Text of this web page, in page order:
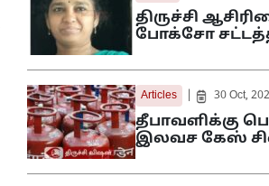
திருச்சி
போக்சோ
Articles 30 Oct,
தீபாவளிக்கு
இலவச கேஸ்